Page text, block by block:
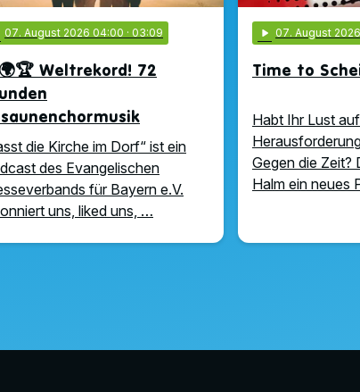
07. August 2026 04:00 · 03:09
Weltrekord! 72
die Kirche im Dorf“ ist ein
des Evangelischen
für Bayern e.V.
uns, liked uns, …
play_arrow 07. August
Time to
Habt Ihr Lust
Gegen die Zeit?
Halm ein neues